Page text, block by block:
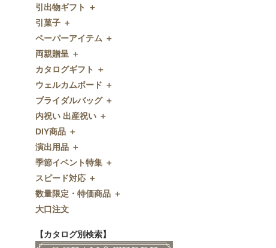
プチギフト
ウェルカムプチギフト
アメニティ
キャンディー・金平糖
クッキー
スプーン
チョコレート
ディズニー
ドラジェ
プチタオル
席札立て
耳かき＆ぺん
紅茶＆コーヒー
和風プチギフト
その他
引出物ギフト ＋
引出物ギフト
グラス
タオル・石鹸・名披露目
ディズニーギフト
今治タオル
引出物セット
和食器
名入れ贈呈品
特選ギフト
珈琲・紅茶
鰹節・フード
引菓子 ＋
引菓子
バウムクーヘン
洋菓子
和菓子
FLAVOR
ペーパーアイテム ＋
ペーパーアイテム
招待状
席次表
席札
付箋・メッセージカード
印刷代行
ディズニーシリーズ
両親贈呈 ＋
両親贈呈
ディズニーウェイトドール
ウェイトベア
子育て卒業証書
クロックギフト
カタログギフト ＋
カタログギフト
OCEAN&TERRE GOURMET
SHIKISAI ONE
Grace
ウェルカムボード ＋
ウェルカムボード
カラーステンドグラス調
ガラス
フラワータイプ
ペンダントクロック
ミラー
メッセージパズル
似顔絵
和風ボード
ブライダルバッグ ＋
ブライダルバッグ
内祝い 出産祝い ＋
内祝い 出産祝い
DIY商品 ＋
DIY商品
演出用品 ＋
演出用品
リングピロー
ブーケプルズ
結婚証明書
その他
季節イベント特集 ＋
季節イベント特集
サクラ
クローバー
クリスマス
スピード対応 ＋
スピード対応
即日お急ぎ発送
数量限定・特価商品 ＋
数量限定・特価商品
大口注文
【カタログ別検索】